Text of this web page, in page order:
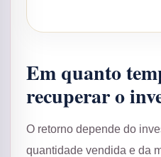
Em quanto
recuperar o
O retorno depende do
quantidade vendida e da